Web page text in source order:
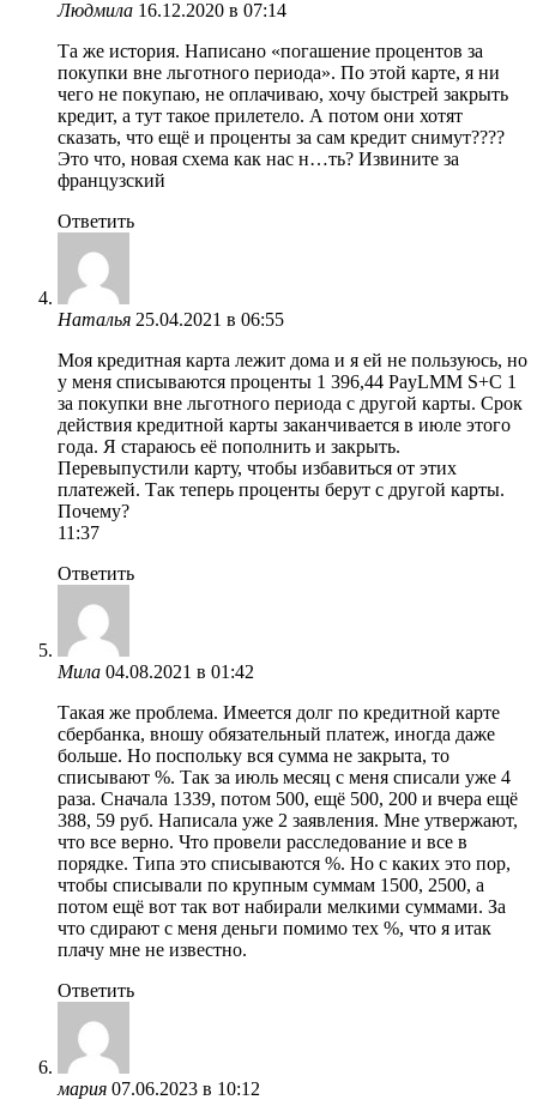
Людмила 16.12.2020 в 07:14
Та же история. Написано «погашение процентов за
покупки вне льготного периода». По этой карте, я ни
чего не покупаю, не оплачиваю, хочу быстрей закрыть
кредит, а тут такое прилетело. А потом они хотят
сказать, что ещё и проценты за сам кредит снимут????
Это что, новая схема как нас н…ть? Извините за
французский
Ответить
Наталья 25.04.2021 в 06:55
Моя кредитная карта лежит дома и я ей не пользуюсь, но
у меня списываются проценты 1 396,44 PayLMM S+C 1
за покупки вне льготного периода с другой карты. Срок
действия кредитной карты заканчивается в июле этого
года. Я стараюсь её пополнить и закрыть.
Перевыпустили карту, чтобы избавиться от этих
платежей. Так теперь проценты берут с другой карты.
Почему?
11:37
Ответить
Мила 04.08.2021 в 01:42
Такая же проблема. Имеется долг по кредитной карте
сбербанка, вношу обязательный платеж, иногда даже
больше. Но поспольку вся сумма не закрыта, то
списывают %. Так за июль месяц с меня списали уже 4
раза. Сначала 1339, потом 500, ещё 500, 200 и вчера ещё
388, 59 руб. Написала уже 2 заявления. Мне утвержают,
что все верно. Что провели расследование и все в
порядке. Типа это списываются %. Но с каких это пор,
чтобы списывали по крупным суммам 1500, 2500, а
потом ещё вот так вот набирали мелкими суммами. За
что сдирают с меня деньги помимо тех %, что я итак
плачу мне не известно.
Ответить
мария 07.06.2023 в 10:12